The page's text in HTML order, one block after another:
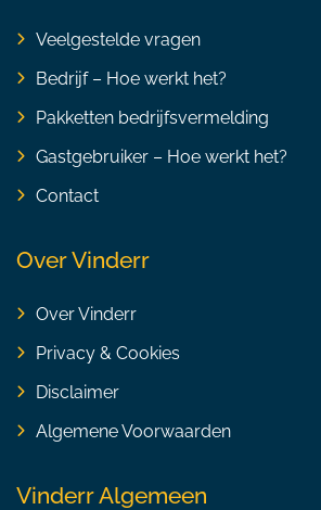
Veelgestelde vragen
Bedrijf – Hoe werkt het?
Pakketten bedrijfsvermelding
Gastgebruiker – Hoe werkt het?
Contact
Over Vinderr
Over Vinderr
Privacy & Cookies
Disclaimer
Algemene Voorwaarden
Vinderr Algemeen